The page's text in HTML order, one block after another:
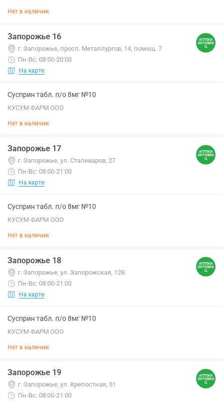
Нет в наличии
Запорожье 16
г. Запорожье, просп. Металлургов, 14, помещ. 7
Пн-Вс: 08:00-20:00
На карте
Сусприн табл. п/о 8мг №10
КУСУМ ФАРМ ООО
Нет в наличии
Запорожье 17
г. Запорожье, ул. Сталеваров, 27
Пн-Вс: 08:00-21:00
На карте
Сусприн табл. п/о 8мг №10
КУСУМ ФАРМ ООО
Нет в наличии
Запорожье 18
г. Запорожье, ул. Запорожская, 12В
Пн-Вс: 08:00-21:00
На карте
Сусприн табл. п/о 8мг №10
КУСУМ ФАРМ ООО
Нет в наличии
Запорожье 19
г. Запорожье, ул. Крепостная, 51
Пн-Вс: 08:00-21:00